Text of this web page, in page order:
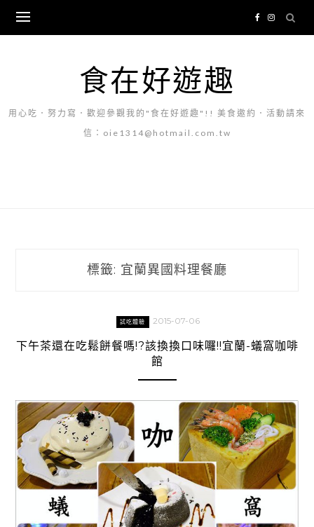
content
食在好遊趣
用心吃．努力寫．歡迎參觀我的"食在好遊趣"!! 美食邀約．活動請來
信：oie1314@hotmail.com.tw
標籤: 宜蘭異國料理餐廳
試吃體驗 2015-07-06
下午茶還在吃鬆餅餐嗎!?該換換口味囉!!宜蘭-蟻窩咖啡
館